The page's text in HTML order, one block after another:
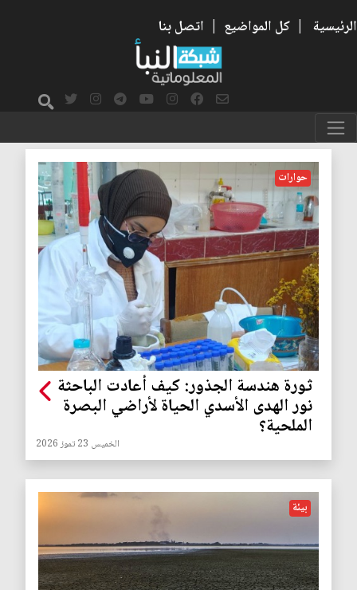
الرئيسية | كل المواضيع | اتصل بنا
مياه
حوارات
ثورة هندسة الجذور: كيف أعادت الباحثة
نور الهدى الأسدي الحياة لأراضي البصرة
الملحية؟
الخميس 23 تموز 2026
بيئة